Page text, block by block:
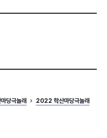
당극놀래 2022 학산마당극놀래